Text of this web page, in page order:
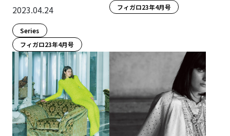
2023.04.24
Series
フィガロ23年4月号
フィガロ23年4月号